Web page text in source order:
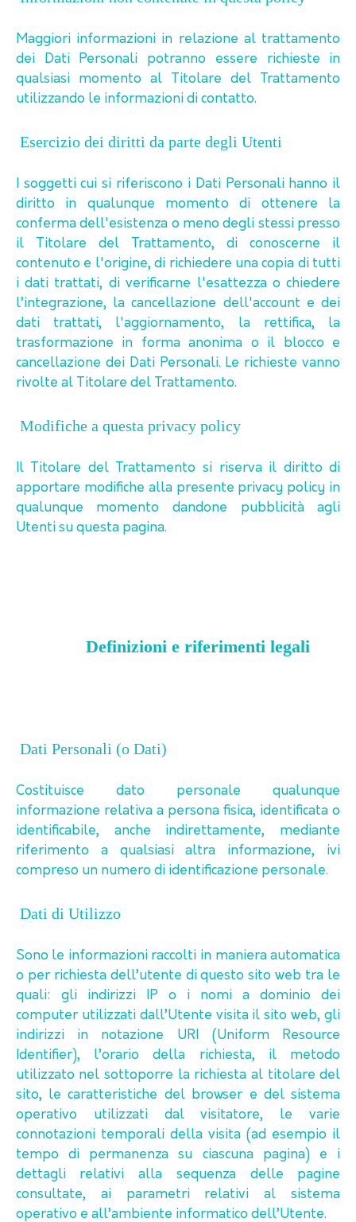
Maggiori informazioni in relazione al trattamento
dei Dati Personali potranno essere richieste in
qualsiasi momento al Titolare del Trattamento
utilizzando le informazioni di contatto.
Esercizio dei diritti da parte degli Utenti
I soggetti cui si riferiscono i Dati Personali hanno il
diritto in qualunque momento di ottenere la
conferma dell'esistenza o meno degli stessi presso
il Titolare del Trattamento, di conoscerne il
contenuto e l'origine, di richiedere una copia di tutti
i dati trattati, di verificarne l'esattezza o chiedere
l’integrazione, la cancellazione dell'account e dei
dati trattati, l'aggiornamento, la rettifica, la
trasformazione in forma anonima o il blocco e
cancellazione dei Dati Personali. Le richieste vanno
rivolte al Titolare del Trattamento.
Modifiche a questa privacy policy
Il Titolare del Trattamento si riserva il diritto di
apportare modifiche alla presente privacy policy in
qualunque momento dandone pubblicità agli
Utenti su questa pagina.
Definizioni e riferimenti legali
Dati Personali (o Dati)
Costituisce dato personale qualunque
informazione relativa a persona fisica, identificata o
identificabile, anche indirettamente, mediante
riferimento a qualsiasi altra informazione, ivi
compreso un numero di identificazione personale.
Dati di Utilizzo
Sono le informazioni raccolti in maniera automatica
o per richiesta dell’utente di questo sito web tra le
quali: gli indirizzi IP o i nomi a dominio dei
computer utilizzati dall’Utente visita il sito web, gli
indirizzi in notazione URI (Uniform Resource
Identifier), l’orario della richiesta, il metodo
utilizzato nel sottoporre la richiesta al titolare del
sito, le caratteristiche del browser e del sistema
operativo utilizzati dal visitatore, le varie
connotazioni temporali della visita (ad esempio il
tempo di permanenza su ciascuna pagina) e i
dettagli relativi alla sequenza delle pagine
consultate, ai parametri relativi al sistema
operativo e all’ambiente informatico dell’Utente.